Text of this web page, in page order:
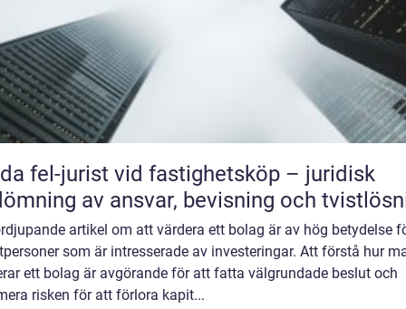
fel-jurist vid fastighetsköp – juridisk
av ansvar, bevisning och
artikel om att värdera ett bolag är av hög betydelse
som är intresserade av investeringar. Att förstå hur
ett bolag är avgörande för att fatta välgrundade beslut och
risken för att förlora kapit...